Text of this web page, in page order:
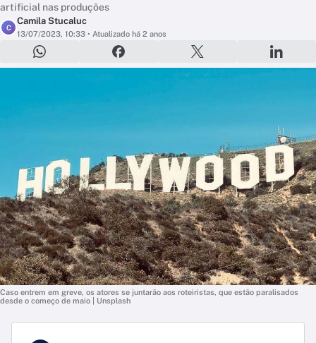
artificial nas produções
C
Camila Stucaluc
13/07/2023, 10:33 • Atualizado há 2 anos
Caso entrem em greve, os atores se juntarão aos roteiristas, que estão paralisados
desde o começo de maio | Unsplash